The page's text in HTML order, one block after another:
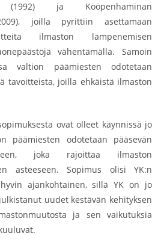
(1992) ja Kööpenhaminan
joilla pyrittiin asettamaan
ilmaston lämpenemisen
vähentämällä. Samoin
valtion päämiesten odotetaan
tavoitteista, joilla ehkäistä ilmaston
ovat olleet käynnissä jo
päämiesten odotetaan pääsevän
joka rajoittaa ilmaston
asteeseen. Sopimus olisi YK:n
ajankohtainen, sillä YK on jo
uudet kestävän kehityksen
ja sen vaikutuksia